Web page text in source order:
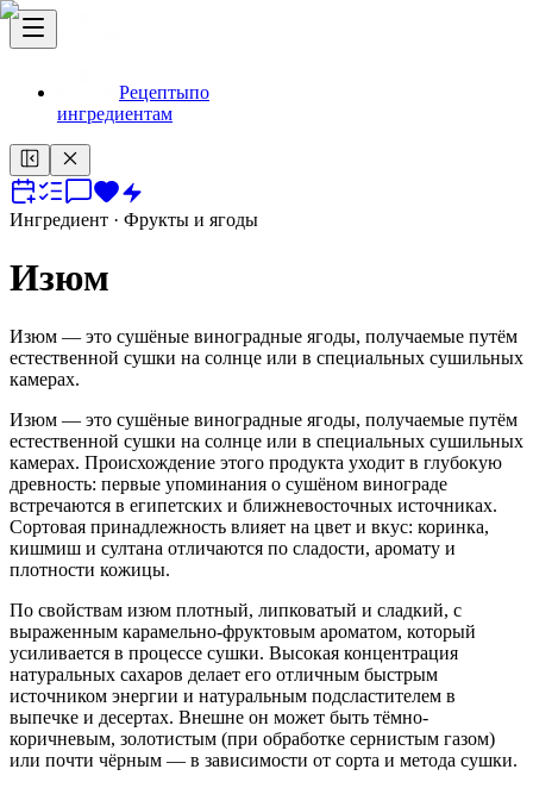
Рецептыпо
ингредиентам
Ингредиент · Фрукты и ягоды
Изюм
Изюм — это сушёные виноградные ягоды, получаемые путём
естественной сушки на солнце или в специальных сушильных
камерах.
Изюм — это сушёные виноградные ягоды, получаемые путём
естественной сушки на солнце или в специальных сушильных
камерах. Происхождение этого продукта уходит в глубокую
древность: первые упоминания о сушёном винограде
встречаются в египетских и ближневосточных источниках.
Сортовая принадлежность влияет на цвет и вкус: коринка,
кишмиш и султана отличаются по сладости, аромату и
плотности кожицы.
По свойствам изюм плотный, липковатый и сладкий, с
выраженным карамельно-фруктовым ароматом, который
усиливается в процессе сушки. Высокая концентрация
натуральных сахаров делает его отличным быстрым
источником энергии и натуральным подсластителем в
выпечке и десертах. Внешне он может быть тёмно-
коричневым, золотистым (при обработке сернистым газом)
или почти чёрным — в зависимости от сорта и метода сушки.